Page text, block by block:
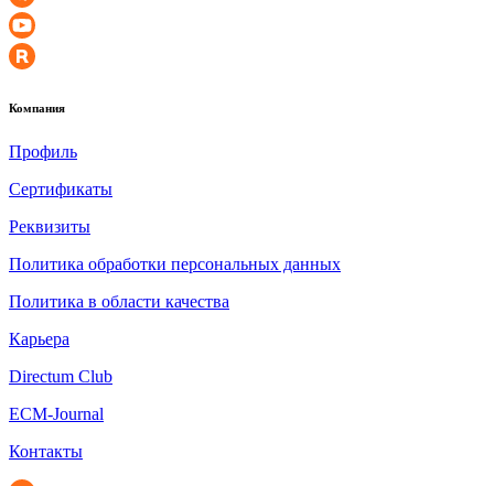
Компания
Профиль
Сертификаты
Реквизиты
Политика обработки персональных данных
Политика в области качества
Карьера
Directum Club
ECM-Journal
Контакты